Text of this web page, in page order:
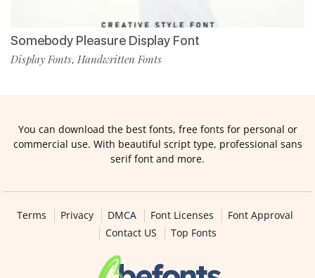
Somebody Pleasure Display Font
Display Fonts, Handwritten Fonts
You can download the best fonts, free fonts for personal or
commercial use. With beautiful script type, professional sans
serif font and more.
Terms Privacy DMCA Font Licenses
Font Approval
Contact US
Top Fonts